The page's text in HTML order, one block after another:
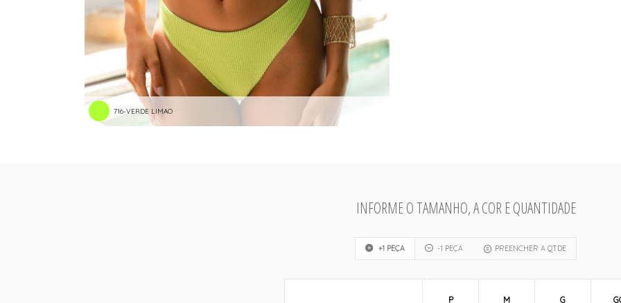
716-VERDE LIMAO
INFORME O TAMANHO, A COR E QUANTIDADE
+1 PEÇA -1 PEÇA PREENCHER A QTDE
P M G